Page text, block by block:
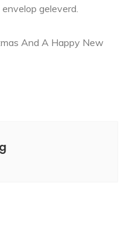
geleverd.
And A Happy New